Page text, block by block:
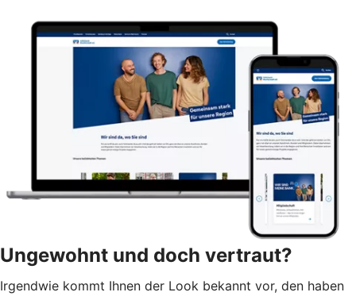
Ungewohnt und doch vertraut?
Irgendwie kommt Ihnen der Look bekannt vor, den haben